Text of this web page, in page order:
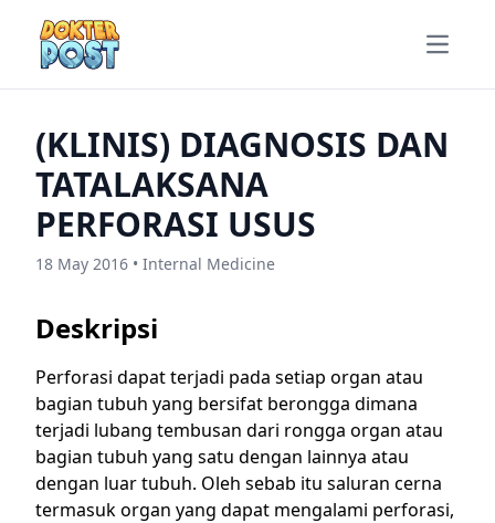
Open
(KLINIS) DIAGNOSIS DAN
TATALAKSANA
PERFORASI USUS
18 May 2016 • Internal Medicine
Deskripsi
Perforasi dapat terjadi pada setiap organ atau
bagian tubuh yang bersifat berongga dimana
terjadi lubang tembusan dari rongga organ atau
bagian tubuh yang satu dengan lainnya atau
dengan luar tubuh. Oleh sebab itu saluran cerna
termasuk organ yang dapat mengalami perforasi,